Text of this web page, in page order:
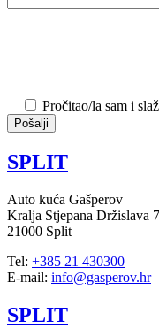
Pročitao/la sam i
SPLIT
Auto kuća Gašperov
Kralja Stjepana Držislava 7
21000 Split
Tel: +385 21 430300
E-mail: info@gasperov.hr
SPLIT